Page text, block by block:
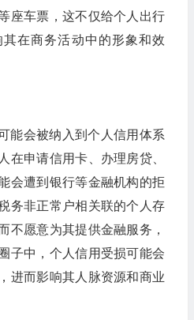
座车票，这不仅给个人出行
在商务活动中的形象和效
能会被纳入到个人信用体系
在申请信用卡、办理房贷、
会遭到银行等金融机构的拒
务非正常户相关联的个人存
不愿意为其提供金融服务，
子中，个人信用受损可能会
进而影响其人脉资源和商业